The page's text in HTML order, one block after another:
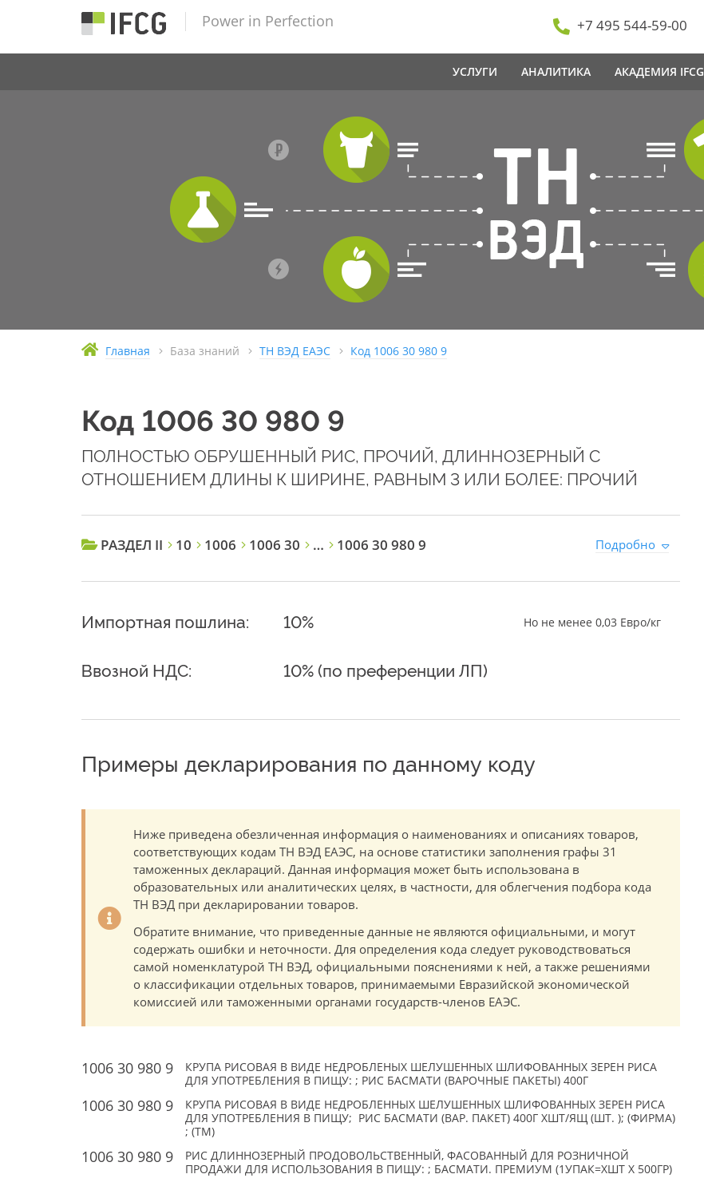
Power in Perfection +7 495 544-59-00
УСЛУГИ АНАЛИТИКА АКАДЕМИЯ IFCG
Главная База знаний ТН ВЭД ЕАЭС Код 1006 30 980 9
Код 1006 30 980 9
ПОЛНОСТЬЮ ОБРУШЕННЫЙ РИС, ПРОЧИЙ, ДЛИННОЗЕРНЫЙ С
ОТНОШЕНИЕМ ДЛИНЫ К ШИРИНЕ, РАВНЫМ 3 ИЛИ БОЛЕЕ: ПРОЧИЙ
РАЗДЕЛ II 10 1006 1006 30 … 1006 30 980 9 Подробно
Импортная пошлина: 10% Но не менее 0,03 Евро/кг
Ввозной НДС: 10% (по преференции ЛП)
Примеры декларирования по данному коду
Ниже приведена обезличенная информация о наименованиях и описаниях товаров,
соответствующих кодам ТН ВЭД ЕАЭС, на основе статистики заполнения графы 31
таможенных деклараций. Данная информация может быть использована в
образовательных или аналитических целях, в частности, для облегчения подбора кода
ТН ВЭД при декларировании товаров.
Обратите внимание, что приведенные данные не являются официальными, и могут
содержать ошибки и неточности. Для определения кода следует руководствоваться
самой номенклатурой ТН ВЭД, официальными пояснениями к ней, а также решениями
о классификации отдельных товаров, принимаемыми Евразийской экономической
комиссией или таможенными органами государств-членов ЕАЭС.
1006 30 980 9
КРУПА РИСОВАЯ В ВИДЕ НЕДРОБЛЕНЫХ ШЕЛУШЕННЫХ ШЛИФОВАННЫХ ЗЕРЕН РИСА
ДЛЯ УПОТРЕБЛЕНИЯ В ПИЩУ: ; РИС БАСМАТИ (ВАРОЧНЫЕ ПАКЕТЫ) 400Г
1006 30 980 9
КРУПА РИСОВАЯ В ВИДЕ НЕДРОБЛЕННЫХ ШЕЛУШЕННЫХ ШЛИФОВАННЫХ ЗЕРЕН РИСА
ДЛЯ УПОТРЕБЛЕНИЯ В ПИЩУ; РИС БАСМАТИ (ВАР. ПАКЕТ) 400Г XШТ/ЯЩ (ШТ. ); (ФИРМА)
; (TM)
1006 30 980 9
РИС ДЛИННОЗЕРНЫЙ ПРОДОВОЛЬСТВЕННЫЙ, ФАСОВАННЫЙ ДЛЯ РОЗНИЧНОЙ
ПРОДАЖИ ДЛЯ ИСПОЛЬЗОВАНИЯ В ПИЩУ: ; БАСМАТИ. ПРЕМИУМ (1УПАК=XШТ Х 500ГР)